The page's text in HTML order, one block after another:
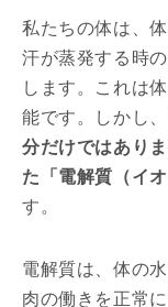
私たちの体は、
汗が蒸発する時
します。これは
能です。しかし、
分だけではあり
た「電解質（イ
す。
電解質は、体の
肉の働きを正常